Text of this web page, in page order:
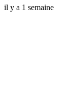
il y a 1 semaine